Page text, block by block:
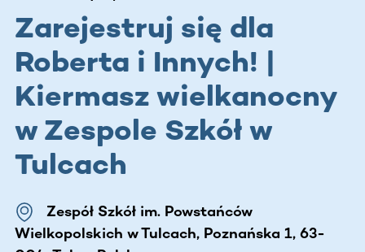
Zarejestruj się dla
Roberta i Innych! |
Kiermasz wielkanocny
w Zespole Szkół w
Tulcach
Zespół Szkół im. Powstańców
Wielkopolskich w Tulcach, Poznańska 1, 63-